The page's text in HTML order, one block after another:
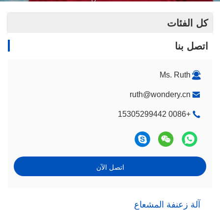
كل الفئات
اتصل بنا
Ms. Ruth
ruth@wondery.cn
+0086 15305299442
اتصل الآن
آلة زعنفة المشعاع